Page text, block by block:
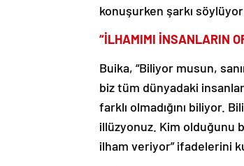
konuşurken şarkı
“İLHAMIMI İNSANLARIN
Buika, “Biliyor musun,
biz tüm dünyadaki
farklı olmadığını biliyor.
illüzyonuz. Kim olduğunu
ilham veriyor” ifadelerini